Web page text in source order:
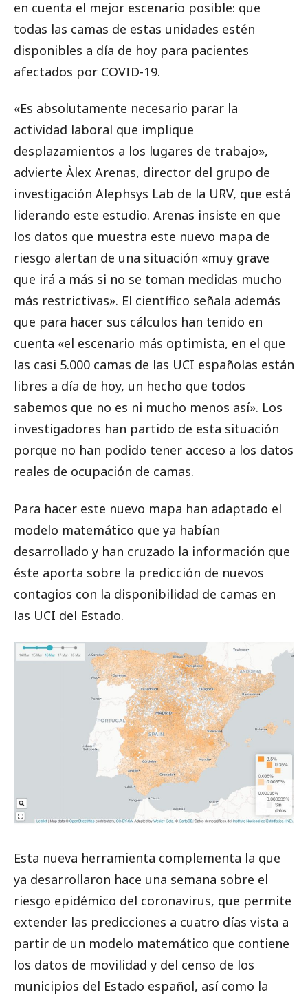
en cuenta el mejor escenario posible: que
todas las camas de estas unidades estén
disponibles a día de hoy para pacientes
afectados por COVID-19.
«Es absolutamente necesario parar la
actividad laboral que implique
desplazamientos a los lugares de trabajo»,
advierte Àlex Arenas, director del grupo de
investigación Alephsys Lab de la URV, que está
liderando este estudio. Arenas insiste en que
los datos que muestra este nuevo mapa de
riesgo alertan de una situación «muy grave
que irá a más si no se toman medidas mucho
más restrictivas». El científico señala además
que para hacer sus cálculos han tenido en
cuenta «el escenario más optimista, en el que
las casi 5.000 camas de las UCI españolas están
libres a día de hoy, un hecho que todos
sabemos que no es ni mucho menos así». Los
investigadores han partido de esta situación
porque no han podido tener acceso a los datos
reales de ocupación de camas.
Para hacer este nuevo mapa han adaptado el
modelo matemático que ya habían
desarrollado y han cruzado la información que
éste aporta sobre la predicción de nuevos
contagios con la disponibilidad de camas en
las UCI del Estado.
Esta nueva herramienta complementa la que
ya desarrollaron hace una semana sobre el
riesgo epidémico del coronavirus, que permite
extender las predicciones a cuatro días vista a
partir de un modelo matemático que contiene
los datos de movilidad y del censo de los
municipios del Estado español, así como la